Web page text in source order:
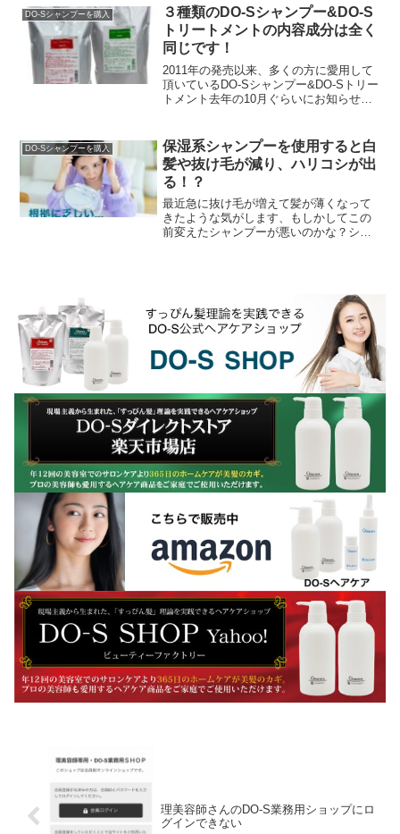
温多湿を避け、温度変...
DO-Sシャンプーを購入
３種類のDO-Sシャンプー&DO-S
トリートメントの内容成分は全く
同じです！
2011年の発売以来、多くの方に愛用して
頂いているDO-Sシャンプー&DO-Sトリー
トメント去年の10月ぐらいにお知らせし
DO-Sシャンプーを購入
保湿系シャンプーを使用すると白
髪や抜け毛が減り、ハリコシが出
る！？
最近急に抜け毛が増えて髪が薄くなって
きたような気がします、もしかしてこの
前変えたシャンプーが悪いのかな？シャ
理美容師さんのDO-S業務用ショップにロ
グインできない